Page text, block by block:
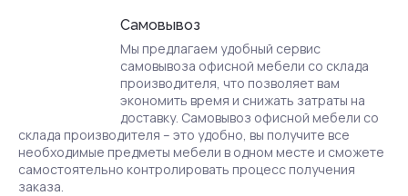
Самовывоз
Мы предлагаем удобный сервис
самовывоза офисной мебели со склада
производителя, что позволяет вам
экономить время и снижать затраты на
доставку. Самовывоз офисной мебели со
склада производителя – это удобно, вы получите все
необходимые предметы мебели в одном месте и сможете
самостоятельно контролировать процесс получения
заказа.